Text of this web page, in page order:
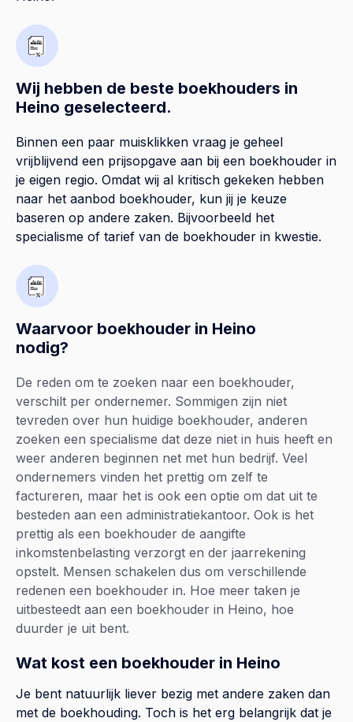
Wij hebben de beste boekhouders in
Heino geselecteerd.
Binnen een paar muisklikken vraag je geheel
vrijblijvend een prijsopgave aan bij een boekhouder in
je eigen regio. Omdat wij al kritisch gekeken hebben
naar het aanbod boekhouder, kun jij je keuze
baseren op andere zaken. Bijvoorbeeld het
specialisme of tarief van de boekhouder in kwestie.
Waarvoor boekhouder in Heino
nodig?
De reden om te zoeken naar een boekhouder,
verschilt per ondernemer. Sommigen zijn niet
tevreden over hun huidige boekhouder, anderen
zoeken een specialisme dat deze niet in huis heeft en
weer anderen beginnen net met hun bedrijf. Veel
ondernemers vinden het prettig om zelf te
factureren, maar het is ook een optie om dat uit te
besteden aan een administratiekantoor. Ook is het
prettig als een boekhouder de aangifte
inkomstenbelasting verzorgt en der jaarrekening
opstelt. Mensen schakelen dus om verschillende
redenen een boekhouder in. Hoe meer taken je
uitbesteedt aan een boekhouder in Heino, hoe
duurder je uit bent.
Wat kost een boekhouder in Heino
Je bent natuurlijk liever bezig met andere zaken dan
met de boekhouding. Toch is het erg belangrijk dat je